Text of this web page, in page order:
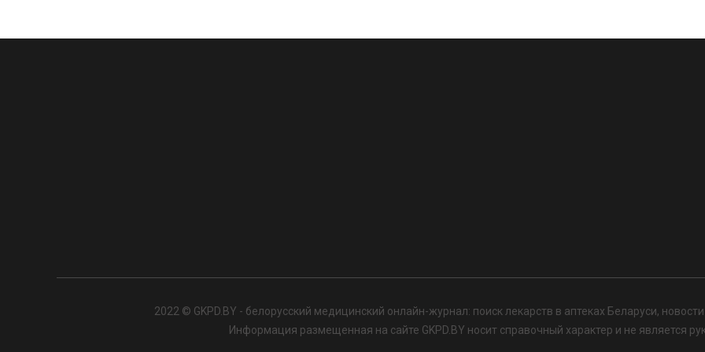
2022 © GKPD.BY - белорусский медицинский онлайн-журнал: поиск лекарств в аптеках Беларуси,
Информация размещенная на сайте GKPD.BY носит справочный характер и не является